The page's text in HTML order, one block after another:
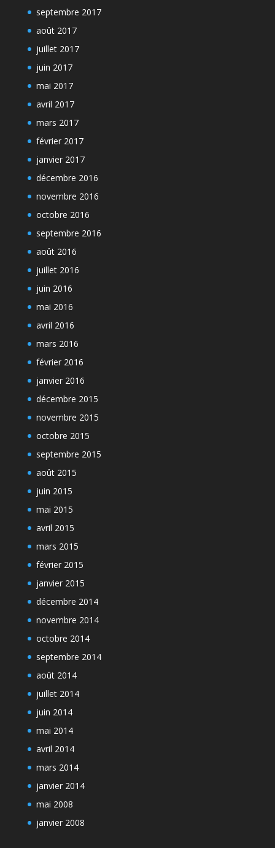
septembre 2017
août 2017
juillet 2017
juin 2017
mai 2017
avril 2017
mars 2017
février 2017
janvier 2017
décembre 2016
novembre 2016
octobre 2016
septembre 2016
août 2016
juillet 2016
juin 2016
mai 2016
avril 2016
mars 2016
février 2016
janvier 2016
décembre 2015
novembre 2015
octobre 2015
septembre 2015
août 2015
juin 2015
mai 2015
avril 2015
mars 2015
février 2015
janvier 2015
décembre 2014
novembre 2014
octobre 2014
septembre 2014
août 2014
juillet 2014
juin 2014
mai 2014
avril 2014
mars 2014
janvier 2014
mai 2008
janvier 2008